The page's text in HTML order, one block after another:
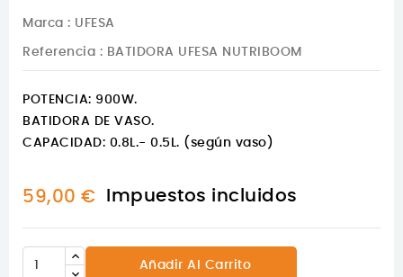
Marca : UFESA
Referencia : BATIDORA UFESA NUTRIBOOM
POTENCIA: 900W.
BATIDORA DE VASO.
CAPACIDAD: 0.8L.- 0.5L. (según vaso)
59,00 € Impuestos incluidos
Añadir Al Carrito